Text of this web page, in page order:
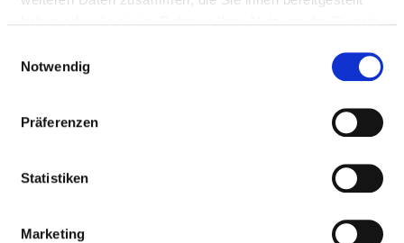
Notwendig
Präferenzen
Statistiken
Marketing
DEMENZ / GEISTIGE BEHINDERUNG